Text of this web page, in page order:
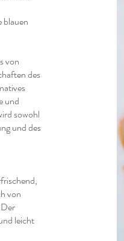
blauen
von
des
und
sowohl
und des
von
leicht